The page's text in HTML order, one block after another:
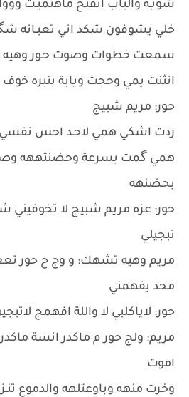
شويـة والباب انفتح ماهتميـت
خلي يشوفون شكد اني تعبـانه شگد
سمعت خطوات وصوت حـور وهيه
انثنت يمي وحجت وياية بنبره خوف
حور: مريم شبيج
ردت اشكي همي لاحـد احس نفسي
همي گمت بسرعة وحضنتههه
بحضنهه
حور: عزه مريم شبيج لا تخوفيني
تبجيلي
مريم وهيه تشهك: و وج ح حور
محد يفهمني
حور: لاياكلبي لا واللة افهمج
مريم: ولج حور م ماكدر انسة
اموت
وخرت منهه وباوعتلهه والدموع